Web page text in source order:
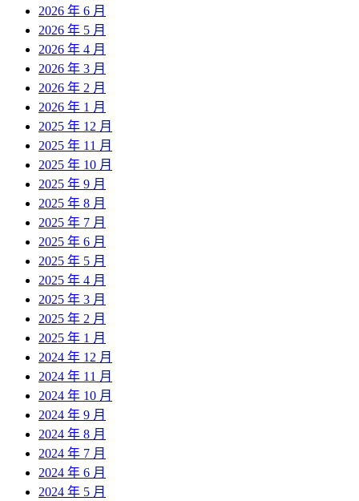
2026 年 6 月
2026 年 5 月
2026 年 4 月
2026 年 3 月
2026 年 2 月
2026 年 1 月
2025 年 12 月
2025 年 11 月
2025 年 10 月
2025 年 9 月
2025 年 8 月
2025 年 7 月
2025 年 6 月
2025 年 5 月
2025 年 4 月
2025 年 3 月
2025 年 2 月
2025 年 1 月
2024 年 12 月
2024 年 11 月
2024 年 10 月
2024 年 9 月
2024 年 8 月
2024 年 7 月
2024 年 6 月
2024 年 5 月